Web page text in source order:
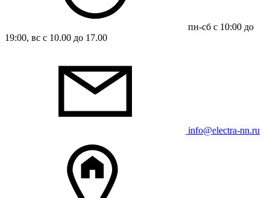
пн-сб с 10:00 до
19:00, вс с 10.00 до 17.00
info@electra-nn.ru